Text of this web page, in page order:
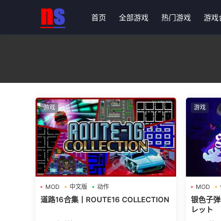
首页 全部游戏 热门游戏 游戏
游戏
MOD 中文版 动作
道路16合集丨ROUTE16 COLLECTION
游戏
MOD
银色子
レット